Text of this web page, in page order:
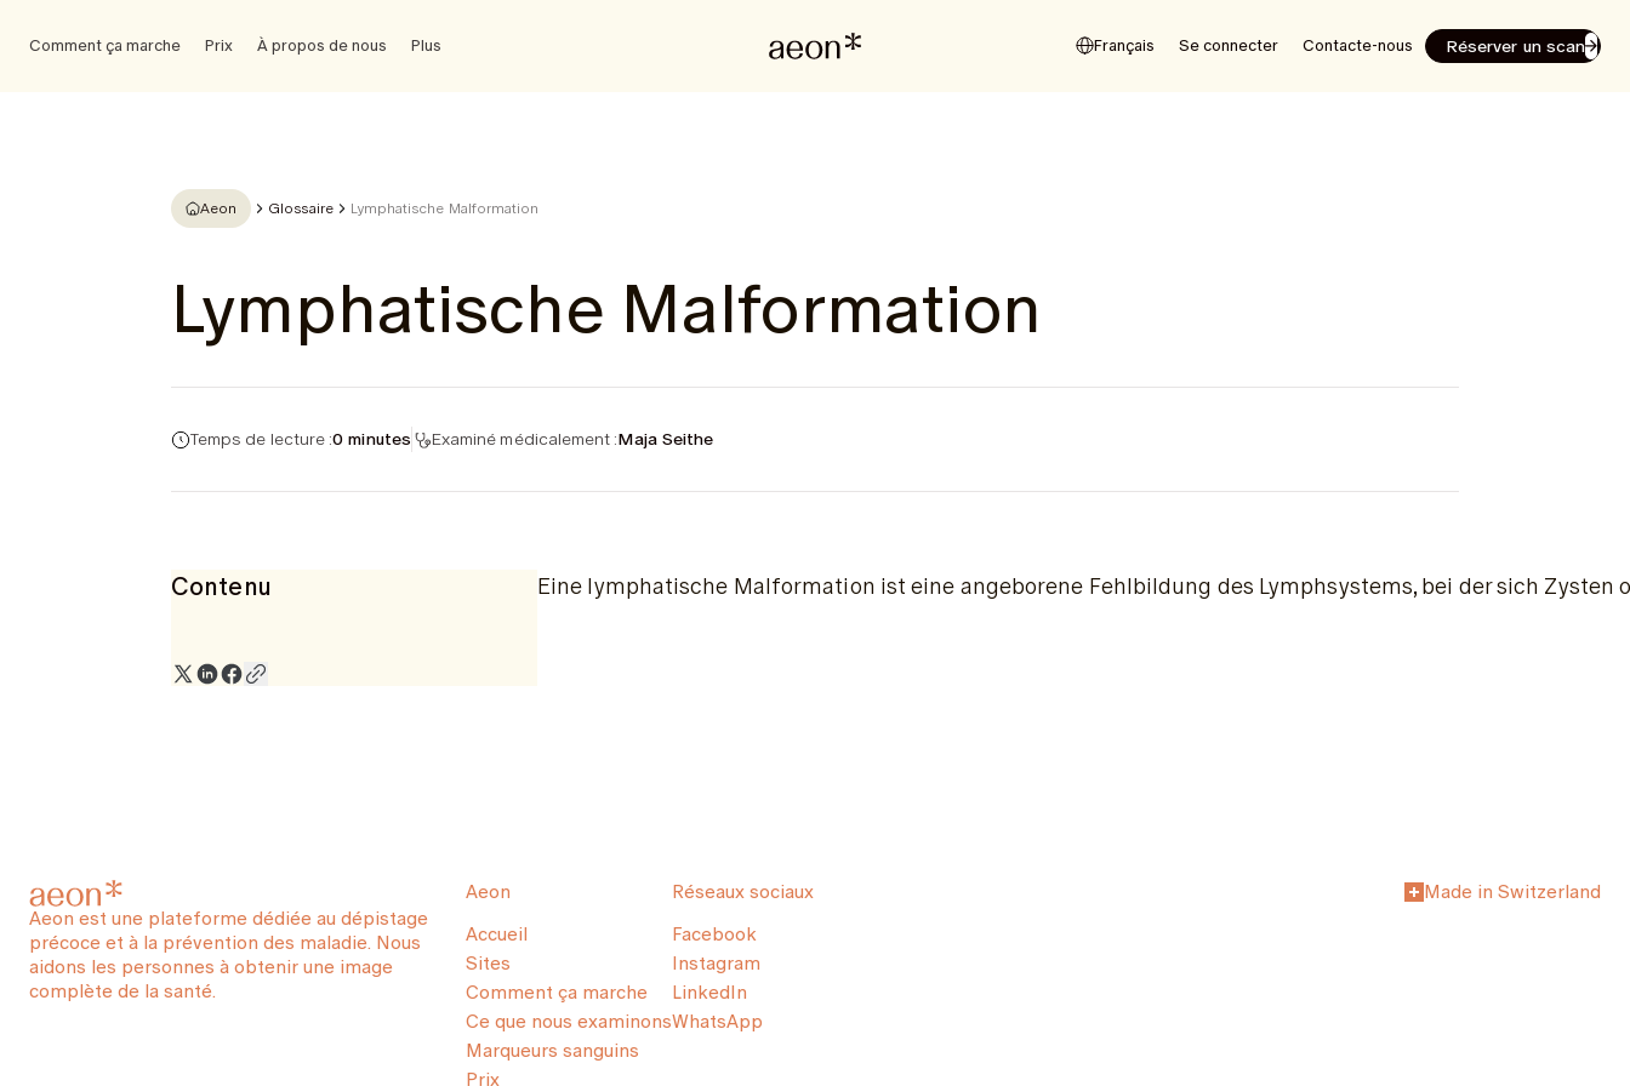
Comment ça marche Prix À propos de nous Plus Français Se connecter Contacte-nous Réserver un scan
Aeon Glossaire Lymphatische Malformation
Lymphatische Malformation
Temps de lecture :0 minutes Examiné médicalement :Maja Seithe
Contenu Eine lymphatische Malformation ist eine angeborene Fehlbildung des Lymphsystems, bei der sich
Aeon est une plateforme dédiée au dépistage
précoce et à la prévention des maladie. Nous
aidons les personnes à obtenir une image
complète de la santé.
Aeon
Accueil
Sites
Comment ça marche
Ce que nous examinons
Marqueurs sanguins
Prix
Réseaux sociaux
Facebook
Instagram
LinkedIn
WhatsApp
Made in Switzerland